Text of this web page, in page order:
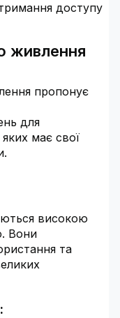
доступу
живлення
для
має свої
високою
Вони
та